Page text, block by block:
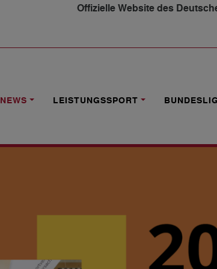
Offizielle Website des
NEWS LEISTUNGSSPORT